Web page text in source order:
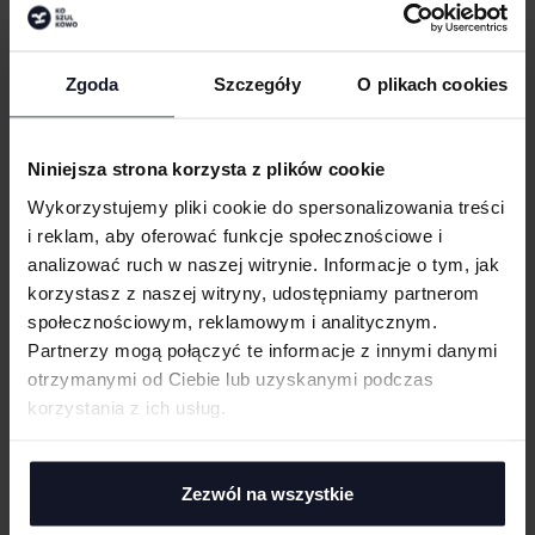
Zgoda Szczegóły O plikach cookies
Niniejsza strona korzysta z plików cookie
Wykorzystujemy pliki cookie do spersonalizowania treści
i reklam, aby oferować funkcje społecznościowe i
analizować ruch w naszej witrynie. Informacje o tym, jak
korzystasz z naszej witryny, udostępniamy partnerom
społecznościowym, reklamowym i analitycznym.
Partnerzy mogą połączyć te informacje z innymi danymi
otrzymanymi od Ciebie lub uzyskanymi podczas
korzystania z ich usług.
Zezwól na wszystkie
Dekolt w szpic
Szwy boczne
Bez metki
Możliwość prania w temp. 60°C i prania przemysłowego
Wstępnie dekatyzowana tkanina zapobiegająca kurczeniu się i
GRAMATURA I SKŁAD
Haft komputerowy
WIELKOŚĆ
UWAGI
ANULUJ